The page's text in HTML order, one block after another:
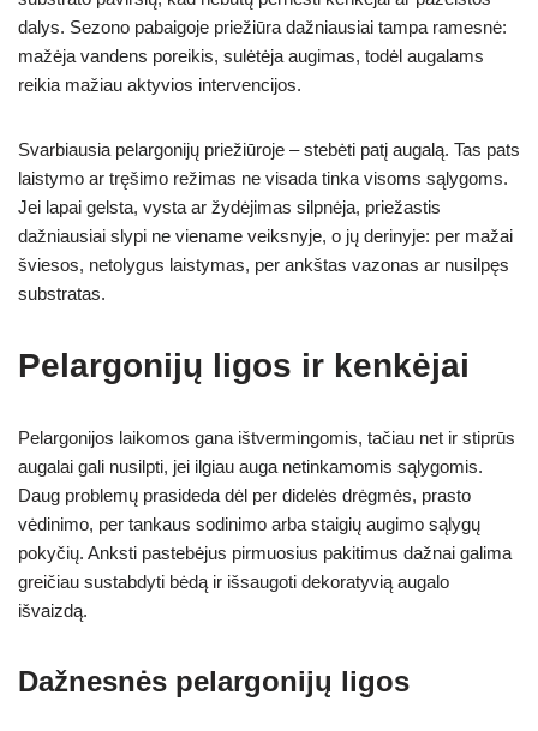
dalys. Sezono pabaigoje priežiūra dažniausiai tampa ramesnė:
mažėja vandens poreikis, sulėtėja augimas, todėl augalams
reikia mažiau aktyvios intervencijos.
Svarbiausia pelargonijų priežiūroje – stebėti patį augalą. Tas pats
laistymo ar tręšimo režimas ne visada tinka visoms sąlygoms.
Jei lapai gelsta, vysta ar žydėjimas silpnėja, priežastis
dažniausiai slypi ne viename veiksnyje, o jų derinyje: per mažai
šviesos, netolygus laistymas, per ankštas vazonas ar nusilpęs
substratas.
Pelargonijų ligos ir kenkėjai
Pelargonijos laikomos gana ištvermingomis, tačiau net ir stiprūs
augalai gali nusilpti, jei ilgiau auga netinkamomis sąlygomis.
Daug problemų prasideda dėl per didelės drėgmės, prasto
vėdinimo, per tankaus sodinimo arba staigių augimo sąlygų
pokyčių. Anksti pastebėjus pirmuosius pakitimus dažnai galima
greičiau sustabdyti bėdą ir išsaugoti dekoratyvią augalo
išvaizdą.
Dažnesnės pelargonijų ligos